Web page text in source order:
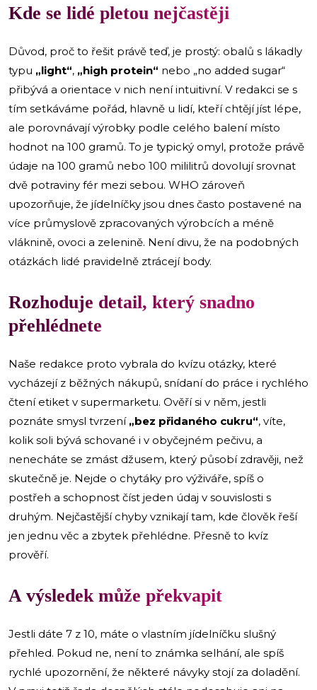
Kde se lidé pletou nejčastěji
Důvod, proč to řešit právě teď, je prostý: obalů s lákadly
typu „light“, „high protein“ nebo „no added sugar“
přibývá a orientace v nich není intuitivní. V redakci se s
tím setkáváme pořád, hlavně u lidí, kteří chtějí jíst lépe,
ale porovnávají výrobky podle celého balení místo
hodnot na 100 gramů. To je typický omyl, protože právě
údaje na 100 gramů nebo 100 mililitrů dovolují srovnat
dvě potraviny fér mezi sebou. WHO zároveň
upozorňuje, že jídelníčky jsou dnes často postavené na
více průmyslově zpracovaných výrobcích a méně
vláknině, ovoci a zelenině. Není divu, že na podobných
otázkách lidé pravidelně ztrácejí body.
Rozhoduje detail, který snadno
přehlédnete
Naše redakce proto vybrala do kvízu otázky, které
vycházejí z běžných nákupů, snídaní do práce i rychlého
čtení etiket v supermarketu. Ověří si v něm, jestli
poznáte smysl tvrzení „bez přidaného cukru“, víte,
kolik soli bývá schované i v obyčejném pečivu, a
nenecháte se zmást džusem, který působí zdravěji, než
skutečně je. Nejde o chytáky pro výživáře, spíš o
postřeh a schopnost číst jeden údaj v souvislosti s
druhým. Nejčastější chyby vznikají tam, kde člověk řeší
jen jednu věc a zbytek přehlédne. Přesně to kvíz
prověří.
A výsledek může překvapit
Jestli dáte 7 z 10, máte o vlastním jídelníčku slušný
přehled. Pokud ne, není to známka selhání, ale spíš
rychlé upozornění, že některé návyky stojí za doladění.